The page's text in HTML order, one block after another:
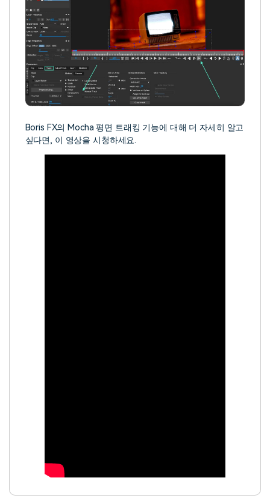
Boris FX의 Mocha 평면 트래킹 기능에 대해 더 자세히 알고
싶다면, 이 영상을 시청하세요.